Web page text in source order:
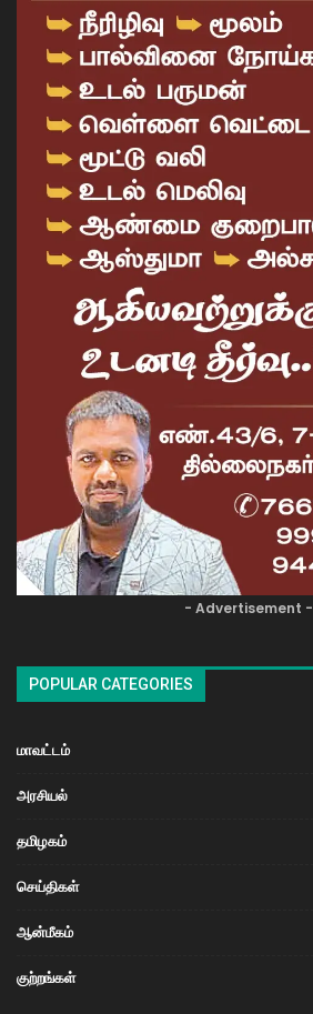
- Advertisement -
POPULAR CATEGORIES
மாவட்டம்
அரசியல்
தமிழகம்
செய்திகள்
ஆன்மீகம்
குற்றங்கள்